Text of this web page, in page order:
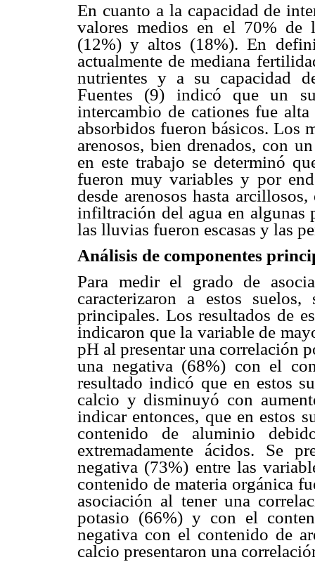
En cuanto a la capacidad de
valores medios en el 70% de
(12%) y altos (18%). En
actualmente de mediana
nutrientes y a su capacidad
Fuentes (9) indicó que un
intercambio de cationes fue
absorbidos fueron básicos. Los
arenosos, bien drenados, con
en este trabajo se determinó
fueron muy variables y por
desde arenosos hasta
infiltración del agua en algunas
las lluvias fueron escasas y las
Análisis de componentes
Para medir el grado de
caracterizaron a estos
principales. Los resultados de
indicaron que la variable de
pH al presentar una correlación
una negativa (68%) con el
resultado indicó que en estos
calcio y disminuyó con
indicar entonces, que en estos
contenido de aluminio
extremadamente ácidos. Se
negativa (73%) entre las
contenido de materia orgánica
asociación al tener una
potasio (66%) y con el
negativa con el contenido de
calcio presentaron una